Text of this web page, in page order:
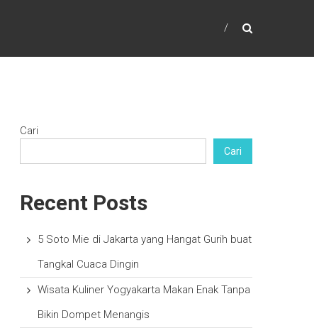
Cari
Cari
Recent Posts
5 Soto Mie di Jakarta yang Hangat Gurih buat
Tangkal Cuaca Dingin
Wisata Kuliner Yogyakarta Makan Enak Tanpa
Bikin Dompet Menangis